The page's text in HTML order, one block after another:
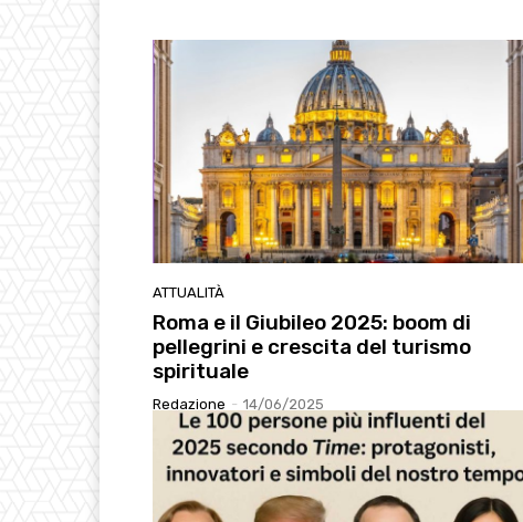
ATTUALITÀ
Roma e il Giubileo 2025: boom di
pellegrini e crescita del turismo
spirituale
Redazione - 14/06/2025